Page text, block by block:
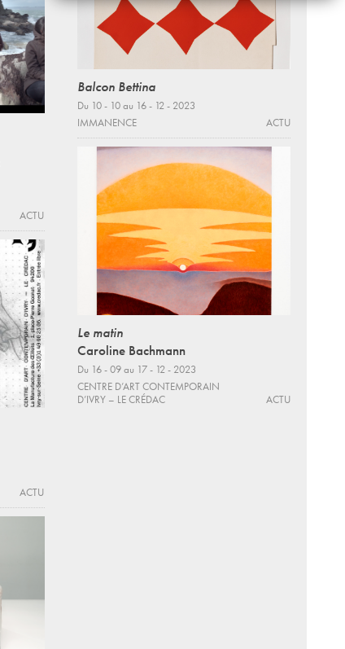
ACTU
ACTU
Balcon Bettina
Du 10 - 10 au 16 - 12 - 2023
IMMANENCE
ACTU
Le matin
Caroline Bachmann
Du 16 - 09 au 17 - 12 - 2023
CENTRE D’ART CONTEMPORAIN
D’IVRY – LE CRÉDAC
ACTU